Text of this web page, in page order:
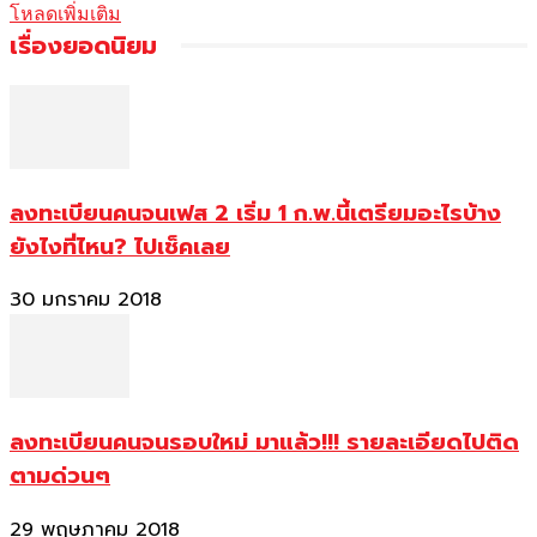
โหลดเพิ่มเติม
เรื่องยอดนิยม
ลงทะเบียนคนจนเฟส 2 เริ่ม 1 ก.พ.นี้เตรียมอะไรบ้าง
ยังไงที่ไหน? ไปเช็คเลย
30 มกราคม 2018
ลงทะเบียนคนจนรอบใหม่ มาแล้ว!!! รายละเอียดไปติด
ตามด่วนๆ
29 พฤษภาคม 2018